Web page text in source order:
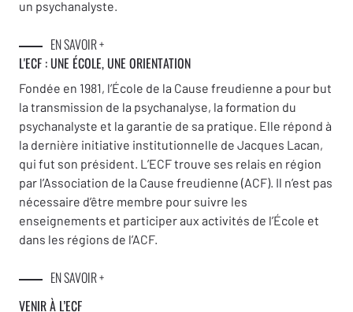
un psychanalyste.
EN SAVOIR +
L'ECF : UNE ÉCOLE, UNE ORIENTATION
Fondée en 1981, l’École de la Cause freudienne a pour but
la transmission de la psychanalyse, la formation du
psychanalyste et la garantie de sa pratique. Elle répond à
la dernière initiative institutionnelle de Jacques Lacan,
qui fut son président. L’ECF trouve ses relais en région
par l’Association de la Cause freudienne (ACF). Il n’est pas
nécessaire d’être membre pour suivre les
enseignements et participer aux activités de l’École et
dans les régions de l’ACF.
EN SAVOIR +
VENIR À L’ECF